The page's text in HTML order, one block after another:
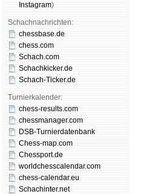
Insta­gram)
Schachnachrichten:
chessbase.de
chess.com
Schach.com
Schachkicker.de
Schach-Ticker.de
Turnierkalender:
chess-results.com
chessmanager.com
DSB-Turnierdatenbank
Chess-map.com
Chessport.de
worldchesscalendar.com
chess-calendar.eu
Schachinter.net